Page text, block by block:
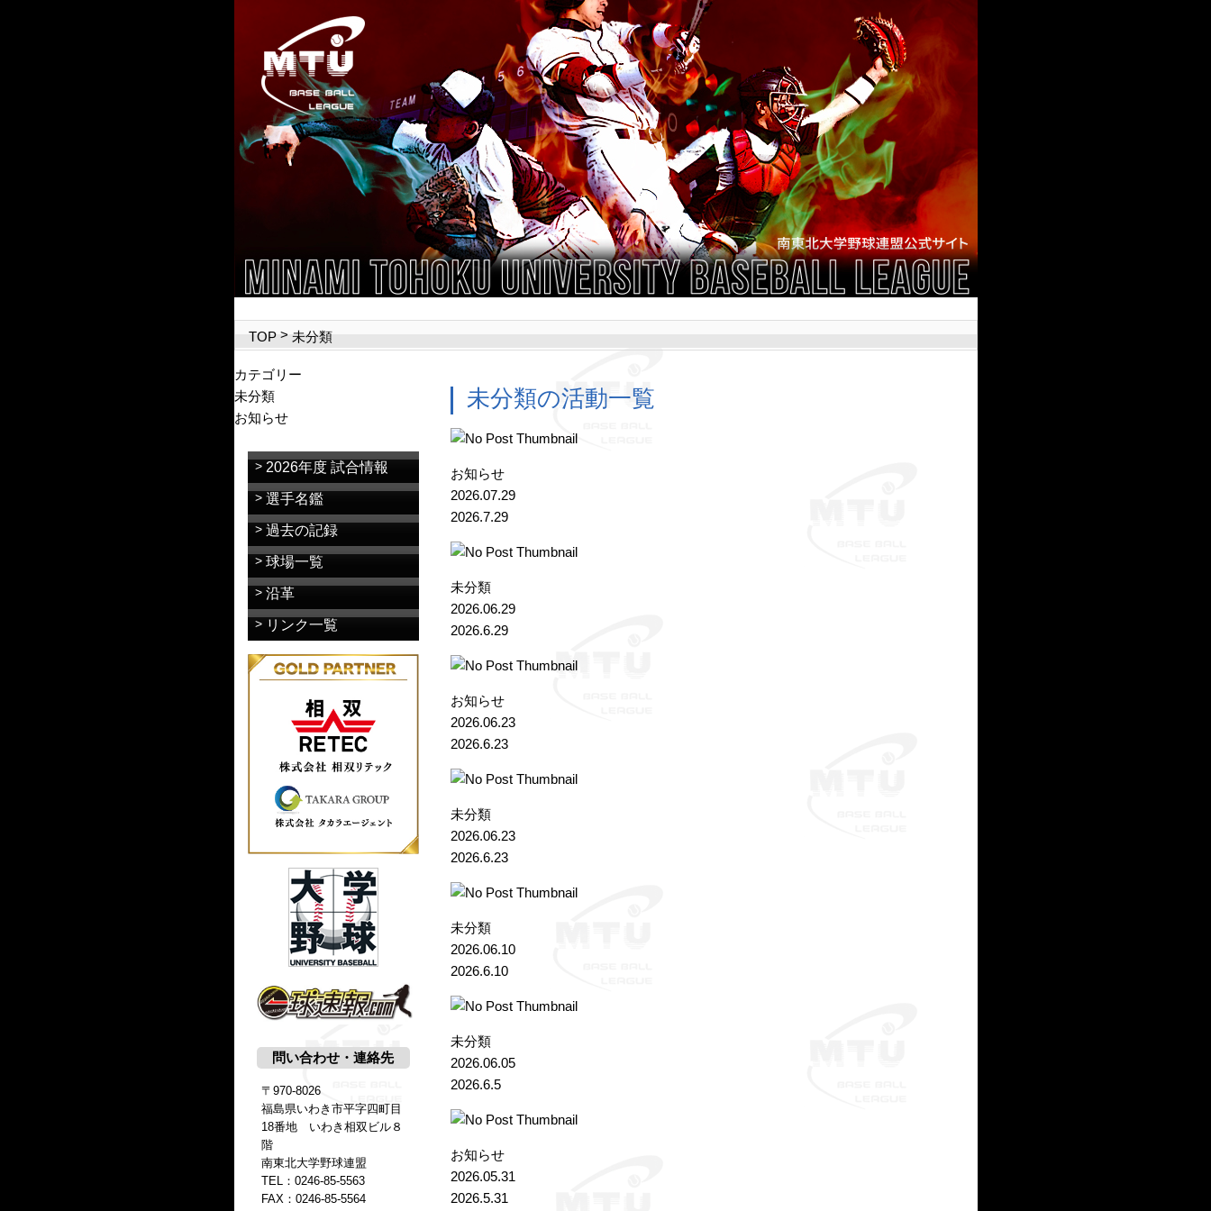
TOP> 未分類
未分類の活動一覧
お知らせ
2026.07.29
2026.7.29
未分類
2026.06.29
2026.6.29
お知らせ
2026.06.23
2026.6.23
未分類
2026.06.23
2026.6.23
未分類
2026.06.10
2026.6.10
未分類
2026.06.05
2026.6.5
お知らせ
2026.05.31
2026.5.31
カテゴリー
未分類
お知らせ
2026年度 試合情報
選手名鑑
過去の記録
球場一覧
沿革
リンク一覧
問い合わせ・連絡先
〒970-8026
福島県いわき市平字四町目
18番地 いわき相双ビル８
階
南東北大学野球連盟
TEL： 0246-85-5563
FAX：0246-85-5564